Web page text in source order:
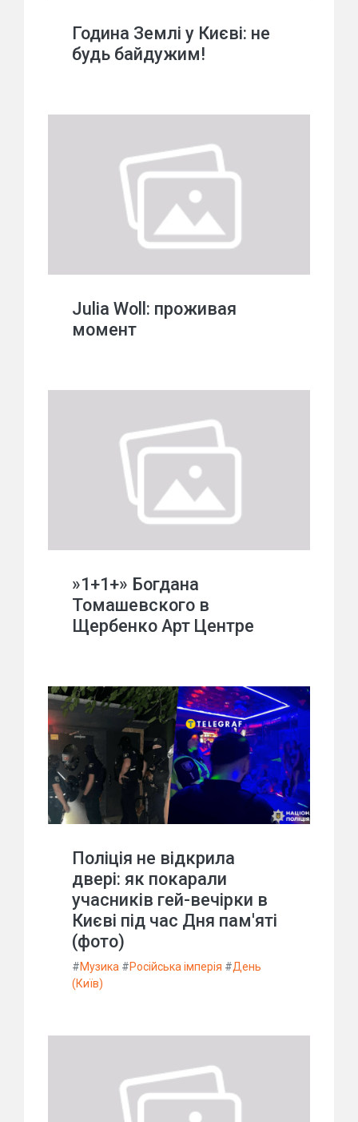
Година Землі у Києві: не
будь байдужим!
Julia Woll: проживая
момент
»1+1+» Богдана
Томашевского в
Щербенко Арт Центре
Поліція не відкрила
двері: як покарали
учасників гей-вечірки в
Києві під час Дня пам'яті
(фото)
#Музика #Російська імперія #День
(Київ)